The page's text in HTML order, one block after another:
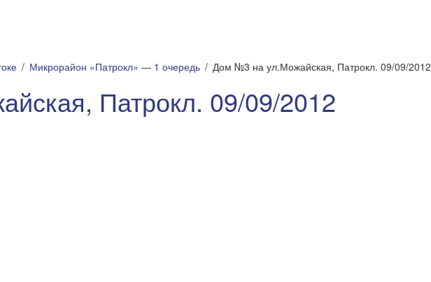
Микрорайон «Патрокл» — 1 очередь Дом №3 на ул.Можайская, Патрокл. 09/09/2012
Патрокл. 09/09/2012